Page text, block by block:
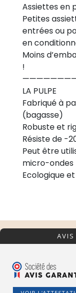
Assiettes en
Petites
entrées ou
en
Moins
!
LA PULPE
Fabriqué à
(bagasse)
Robuste et
Résiste de -
Peut être
micro-
Ecologique